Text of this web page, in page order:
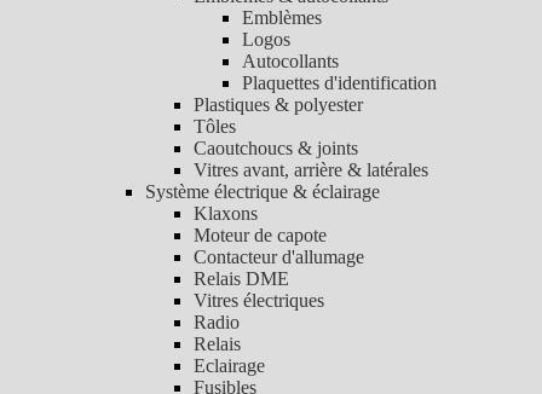
Emblèmes
Logos
Autocollants
Plaquettes d'identification
Plastiques & polyester
Tôles
Caoutchoucs & joints
Vitres avant, arrière & latérales
Système électrique & éclairage
Klaxons
Moteur de capote
Contacteur d'allumage
Relais DME
Vitres électriques
Radio
Relais
Eclairage
Fusibles